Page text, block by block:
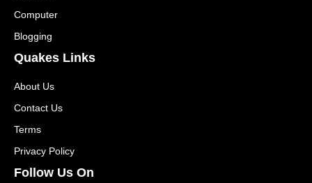
Computer
Blogging
Quakes Links
About Us
Contact Us
Terms
Privacy Policy
Follow Us On